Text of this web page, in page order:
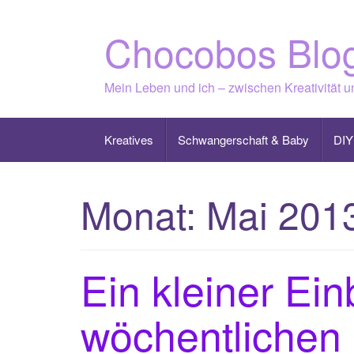
Chocobos
Mein Leben und ich – zwischen Kreativität
Kreatives Schwangerschaft & Baby DIY
Monat: Mai
Ein kleiner